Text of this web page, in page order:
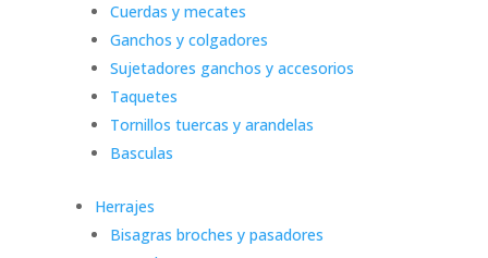
Cuerdas y mecates
Ganchos y colgadores
Sujetadores ganchos y accesorios
Taquetes
Tornillos tuercas y arandelas
Basculas
Herrajes
Bisagras broches y pasadores